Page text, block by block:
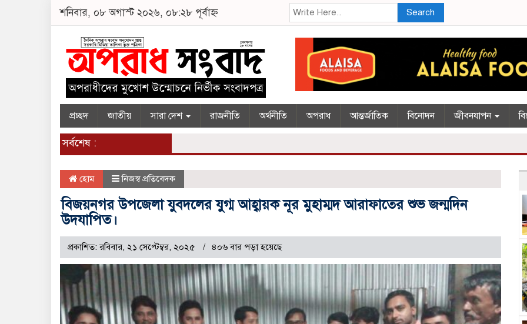
শনিবার, ০৮ অগাস্ট ২০২৬, ০৮:২৮ পূর্বাহ্ন Search
প্রচ্ছদ জাতীয় সারা দেশ রাজনীতি অর্থনীতি অপরাধ আন্তর্জাতিক বিনোদন জীবনযাপন
সর্বশেষ :
হোম নিজস্ব প্রতিবেদক
বিজয়নগর উপজেলা যুবদলের যুগ্ম আহ্বায়ক নূর মুহাম্মদ আরাফাতের শুভ জন্মদিন
উদযাপিত।
প্রকাশিত: রবিবার, ২১ সেপ্টেম্বর, ২০২৫ ৪০৬ বার পড়া হয়েছে